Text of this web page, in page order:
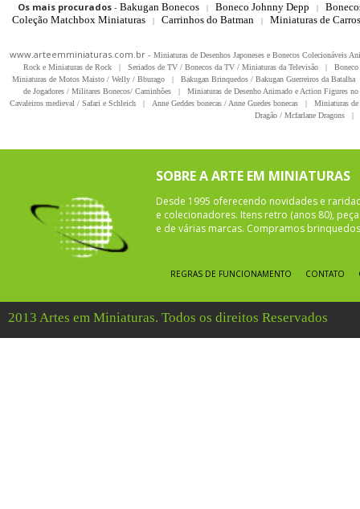
Os mais procurados- Bakugan Bonecos | Boneco Johnny Depp |
Coleção Matchbox Miniaturas
| Carrinhos do Batman | Miniaturas de
www.arteemminiaturas.com.br - Miniaturas de Desenhos Japoneses e Bonecos Colecionáveis
Rock e Miniaturas de Rock
| Seriados de TV / Bonecos da TV / Miniaturas da Televisão |
Miniaturas de Motos Maisto / Welly / Bburago
| Bakugan Brinquedos / Bakugan Guerreiros da Batalha
de Jogadores / Militares Bonecos/ Caminhões
|
Miniaturas de Desenho Animado e Action Figures
Cavaleiros medieval / Safari e Schleich
| Anne Geddes bonecas / Anne Guedes bonecas |
Miniaturas
Dragão / Mcfarlane Dragons
|
SOBRE A ARTE EM MINIATURAS
Desde 1995 oferecendo novidades e
e colecionadores. Itens retro (anos 80),
e de várias marcas. Compramos
REGRAS DE FUNCIONAMENTO CONTATO
2013 Artes em Miniaturas. Todos os direitos Reservados